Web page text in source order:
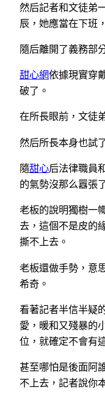
然后記者和文徒弟
辰，她應當在下班
隨后離開了義務部
甜心網依據現實穿
破了。
在所長眼前，文徒
然后所長本身也試
隨甜心后法律職員
的氣勢沒那么囂張
老板的說明獨樹一
去，這個不是皮的
撕不上去。
老板還做手勢，意
希奇。
看著記者半信半疑
愛，暖和又殘暴的
位，就確定不會有
甚至哪怕是後面阿
不上去，記者說你